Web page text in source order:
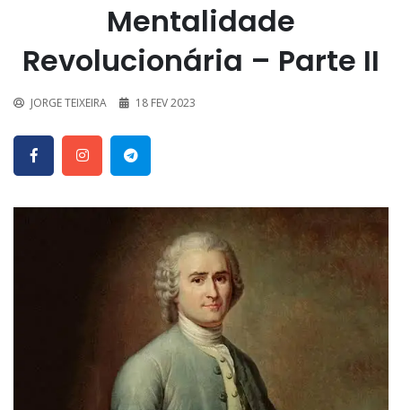
Mentalidade
Revolucionária – Parte II
JORGE TEIXEIRA 18 FEV 2023